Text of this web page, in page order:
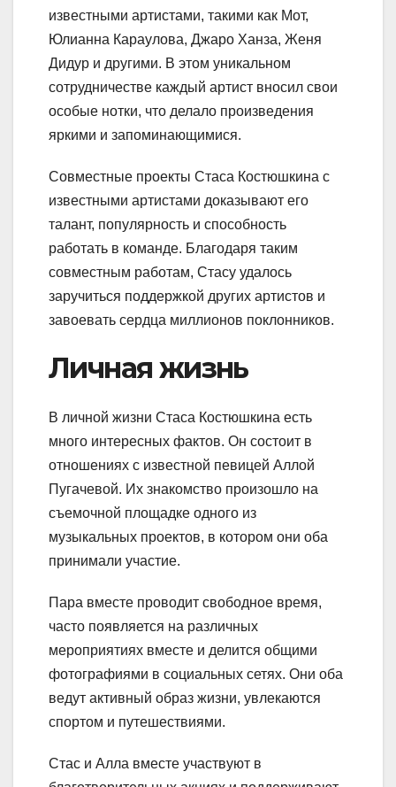
известными артистами, такими как Мот,
Юлианна Караулова, Джаро Ханза, Женя
Дидур и другими. В этом уникальном
сотрудничестве каждый артист вносил свои
особые нотки, что делало произведения
яркими и запоминающимися.
Совместные проекты Стаса Костюшкина с
известными артистами доказывают его
талант, популярность и способность
работать в команде. Благодаря таким
совместным работам, Стасу удалось
заручиться поддержкой других артистов и
завоевать сердца миллионов поклонников.
Личная жизнь
В личной жизни Стаса Костюшкина есть
много интересных фактов. Он состоит в
отношениях с известной певицей Аллой
Пугачевой. Их знакомство произошло на
съемочной площадке одного из
музыкальных проектов, в котором они оба
принимали участие.
Пара вместе проводит свободное время,
часто появляется на различных
мероприятиях вместе и делится общими
фотографиями в социальных сетях. Они оба
ведут активный образ жизни, увлекаются
спортом и путешествиями.
Стас и Алла вместе участвуют в